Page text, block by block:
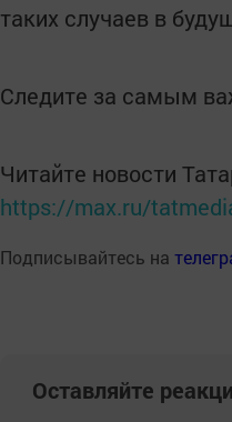
таких случаев в
Следите за самым
Читайте новости
https://max.ru/
Подписывайтесь на
Оставляйте